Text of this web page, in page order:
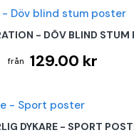
- DÖV BLIND STUM
129.00 kr
DYKARE - SPORT